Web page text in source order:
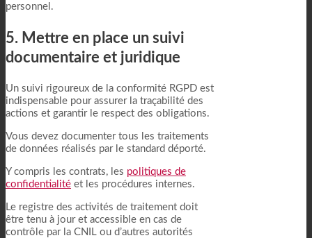
personnel.
5. Mettre en place un suivi
documentaire et juridique
Un suivi rigoureux de la conformité RGPD est
indispensable pour assurer la traçabilité des
actions et garantir le respect des obligations.
Vous devez documenter tous les traitements
de données réalisés par le standard déporté.
Y compris les contrats, les politiques de
confidentialité et les procédures internes.
Le registre des activités de traitement doit
être tenu à jour et accessible en cas de
contrôle par la CNIL ou d’autres autorités